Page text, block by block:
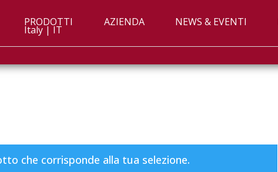
PRODOTTI AZIENDA NEWS & EVENTI
Italy | IT
che corrisponde alla tua selezione.